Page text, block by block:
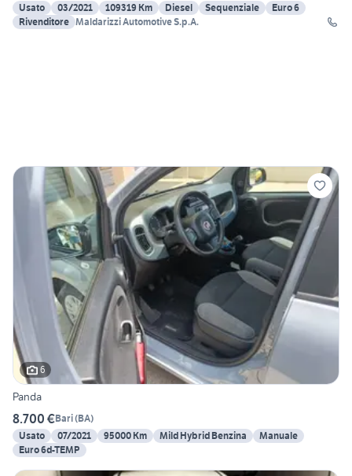
Usato
03/2021 109319 Km Diesel Sequenziale
Euro 6
Rivenditore Maldarizzi Automotive S.p.A.
6
Panda
8.700 €Bari(BA)
Usato
07/2021 95000 Km Mild Hybrid Benzina
Manuale
Euro 6d-TEMP